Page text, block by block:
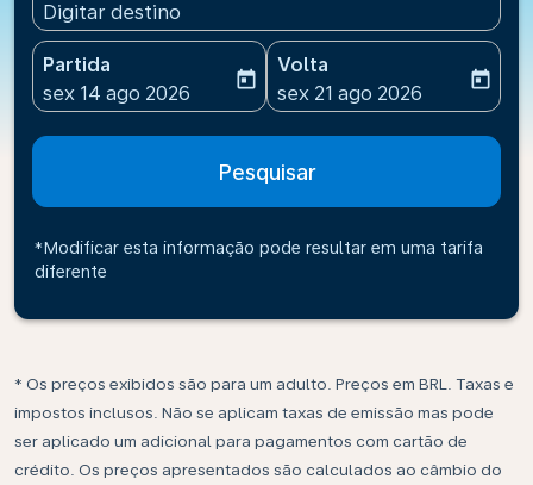
Digitar destino
Partida
fc-booking-departure-date-aria-label
sex 14 ago 2026
today
Volta
fc-booking-return-date-
sex 21 ago 2026
today
Pesquisar
*Modificar esta informação pode resultar em uma tarifa
diferente
* Os preços exibidos são para um adulto. Preços em BRL. Taxas e
impostos inclusos. Não se aplicam taxas de emissão mas pode
ser aplicado um adicional para pagamentos com cartão de
crédito. Os preços apresentados são calculados ao câmbio do